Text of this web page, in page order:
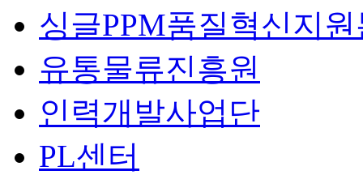
싱글PPM품질혁신지
유통물류진흥원
인력개발사업단
PL센터